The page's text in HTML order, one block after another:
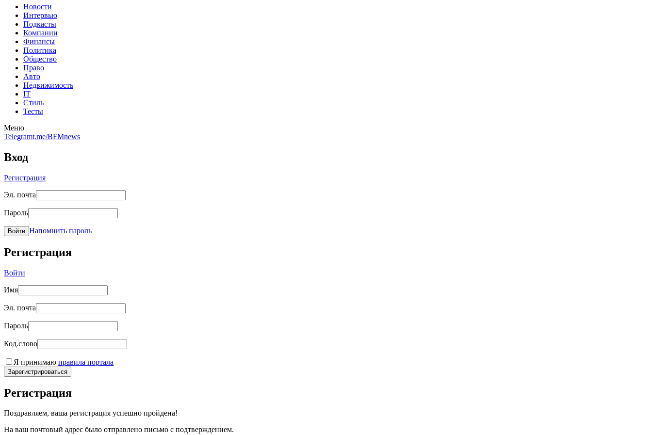
Новости
Интервью
Подкасты
Компании
Финансы
Политика
Общество
Право
Авто
Недвижимость
IT
Стиль
Тесты
Меню
Telegramt.me/BFMnews
Вход
Регистрация
Эл. почта
Пароль
Войти Напомнить пароль
Регистрация
Войти
Имя
Эл. почта
Пароль
Код.слово
Я принимаю правила портала
Зарегистрироваться
Регистрация
Поздравляем, ваша регистрация успешно пройдена!
На ваш почтовый адрес было отправлено письмо с подтверждением.